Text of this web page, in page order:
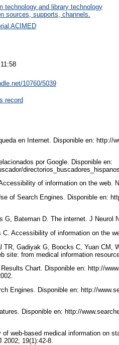
technology and library technology
sources, supports, channels.
ACIMED
10760/5039
record
en Internet. Disponible en: http://
por Google. Disponible en:
of information on the web.
of Search Engines. Disponible en:
G, Bateman D. The internet. J Neurol
C. Accessibility of information on the
TR, Gadiyak G, Boocks C, Yuan CM,
site: from medical information
Chart. Disponible en: http://
Engines. Disponible en: http://
Disponible en: http://
web-based medical information on
19(1):42-8.